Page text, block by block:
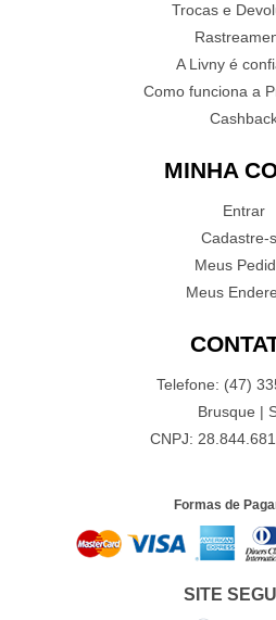
Trocas e
A Livny é
Como funciona a
MINHA
Entrar
Cadastre-
Meus
Meus
Telefone: (47)
Brusque |
CNPJ:
Formas de
SITE